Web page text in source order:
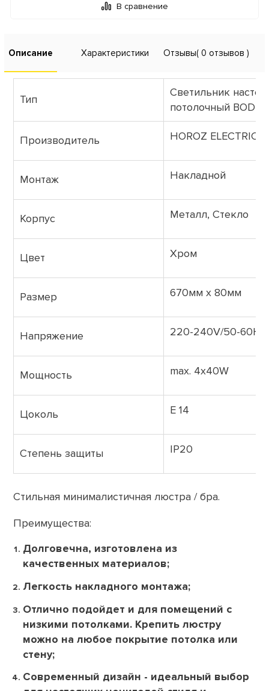
В сравнение
Описание Характеристики Отзывы( 0 отзывов )
Тип
Светильник
потолочный
Производитель HOROZ ELECTRIC
Монтаж Накладной
Корпус Металл, Стекло
Цвет Хром
Размер 670мм x 80мм
Напряжение 220-240V/50-60Hz
Мощность max. 4x40W
Цоколь E 14
Степень защиты IP20
Стильная минималистичная люстра / бра.
Преимущества:
Долговечна, изготовлена из
качественных материалов;
Легкость накладного монтажа;
Отлично подойдет и для помещений с
низкими потолками. Крепить люстру
можно на любое покрытие потолка или
стену;
Современный дизайн - идеальный выбор